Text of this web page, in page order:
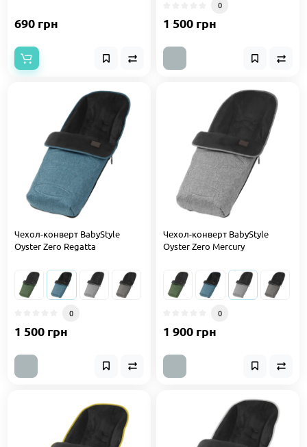
690 грн
0
1 500 грн
Чехол-конверт BabyStyle
Oyster Zero Regatta
0
1 500 грн
Чехол-конверт BabyStyle
Oyster Zero Mercury
0
1 900 грн